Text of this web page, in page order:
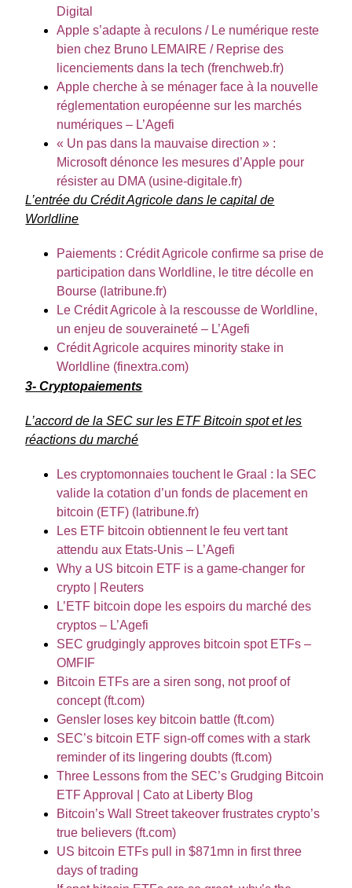
Digital
Apple s’adapte à reculons / Le numérique reste
bien chez Bruno LEMAIRE / Reprise des
licenciements dans la tech (frenchweb.fr)
Apple cherche à se ménager face à la nouvelle
réglementation européenne sur les marchés
numériques – L’Agefi
« Un pas dans la mauvaise direction » :
Microsoft dénonce les mesures d’Apple pour
résister au DMA (usine-digitale.fr)
L’entrée du Crédit Agricole dans le capital de
Worldline
Paiements : Crédit Agricole confirme sa prise de
participation dans Worldline, le titre décolle en
Bourse (latribune.fr)
Le Crédit Agricole à la rescousse de Worldline,
un enjeu de souveraineté – L’Agefi
Crédit Agricole acquires minority stake in
Worldline (finextra.com)
3- Cryptopaiements
L’accord de la SEC sur les ETF Bitcoin spot et les
réactions du marché
Les cryptomonnaies touchent le Graal : la SEC
valide la cotation d’un fonds de placement en
bitcoin (ETF) (latribune.fr)
Les ETF bitcoin obtiennent le feu vert tant
attendu aux Etats-Unis – L’Agefi
Why a US bitcoin ETF is a game-changer for
crypto | Reuters
L’ETF bitcoin dope les espoirs du marché des
cryptos – L’Agefi
SEC grudgingly approves bitcoin spot ETFs –
OMFIF
Bitcoin ETFs are a siren song, not proof of
concept (ft.com)
Gensler loses key bitcoin battle (ft.com)
SEC’s bitcoin ETF sign-off comes with a stark
reminder of its lingering doubts (ft.com)
Three Lessons from the SEC’s Grudging Bitcoin
ETF Approval | Cato at Liberty Blog
Bitcoin’s Wall Street takeover frustrates crypto’s
true believers (ft.com)
US bitcoin ETFs pull in $871mn in first three
days of trading